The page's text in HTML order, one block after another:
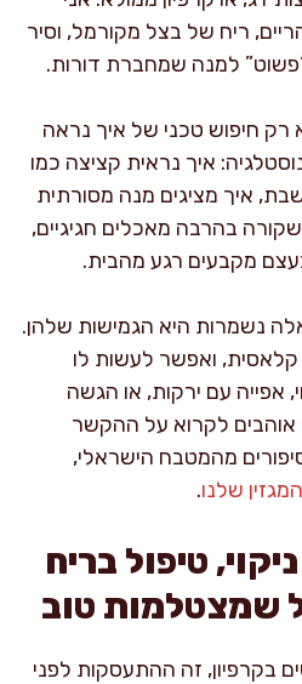
ריח של בצל מקורמל, וסיר
למנה שמחברת דורות.
רק חיפוש טכני של איך נראה
איך נראית קציצה כמו
איך מציגים מנה מסורתית
שקורה בהרבה מאכלים חגיגיים,
מקבעים רגע מהבית.
נשמרות היא הגמישות שלהן.
קלאסית, ואפשר לעשות לו
אפייה עם ירקות, או הגשה
לקרוא על ההקשר
מהמטבח הישראלי,
שלנו.
טיפול בריח
שמצטלמות טוב
בקרפיון, זה ההתעסקות לפני